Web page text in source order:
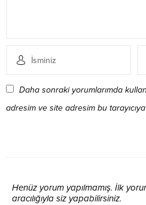
Daha sonraki yorumlarımda
adresim ve site adresim bu
Henüz yorum yapılmamış. İlk
aracılığıyla siz yapabilirsiniz.